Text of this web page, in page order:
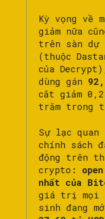
Kỳ vọng về
giảm nữa
trên sàn dự
(thuộc
của
dùng gán
cắt giảm
trăm trong
Sự lạc quan
chính sách
động trên
crypto:
nhất của
giá trị mọi
sinh đang